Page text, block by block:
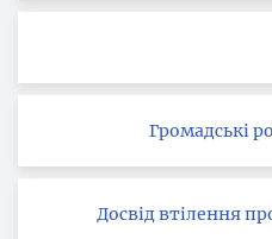
Громадські
Досвід втілення